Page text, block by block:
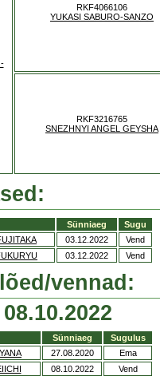
RKF4066106
YUKASI SABURO-SANZO
RKF3216765
SNEZHNYI ANGEL GEYSHA
Sünniaeg
Sugu
03.12.2022
Vend
03.12.2022 Vend
vennad:
Sünniaeg
Sugulus
27.08.2020
Ema
08.10.2022
Vend